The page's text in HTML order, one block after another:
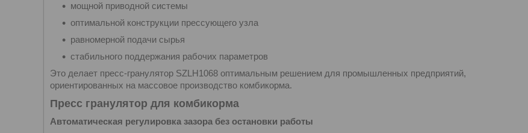
мощной приводной системы
оптимальной конструкции прессующего узла
равномерной подачи сырья
стабильного поддержания рабочих параметров
Это делает пресс-гранулятор SZLH1068 оптимальным решением для промышленных предприятий,
ориентированных на массовое производство комбикорма.
Пресс гранулятор для комбикорма
Автоматическая регулировка зазора без остановки работы